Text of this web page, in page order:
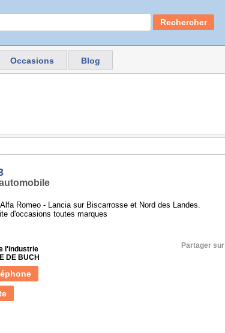
Rechercher
Occasions Blog
Romeo - Lancia sur Biscarrosse et Nord des Landes.
d'occasions toutes marques
l'industrie
DE BUCH
Partager sur